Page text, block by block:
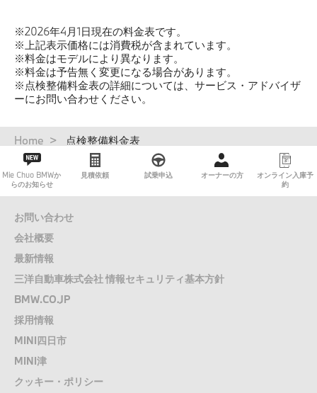
※2026年4月1日現在の料金表です。
※上記表示価格には消費税が含まれています。
※料金はモデルにより異なります。
※料金は予告無く変更になる場合があります。
※点検整備料金表の詳細については、サービス・アドバイザ
ーにお問い合わせください。
パ
ン
く
ず
Home 点検整備料金表​
Mie Chuo BMWか
らのお知らせ
見積依頼 試乗申込 オーナーの方
オンライン入庫予
約
お問い合わせ
会社概要
最新情報
三洋自動車株式会社 情報セキュリティ基本方針
BMW.CO.JP
採用情報
MINI四日市
MINI津
クッキー・ポリシー